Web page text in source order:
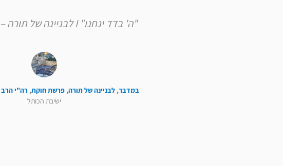
"ה' בדד ינחנו" I לבניינה של תורה – פרשת חוקת
במדבר, לבניינה של תורה, פרשת חוקת, רה"י הרב
ישיבת הכותל